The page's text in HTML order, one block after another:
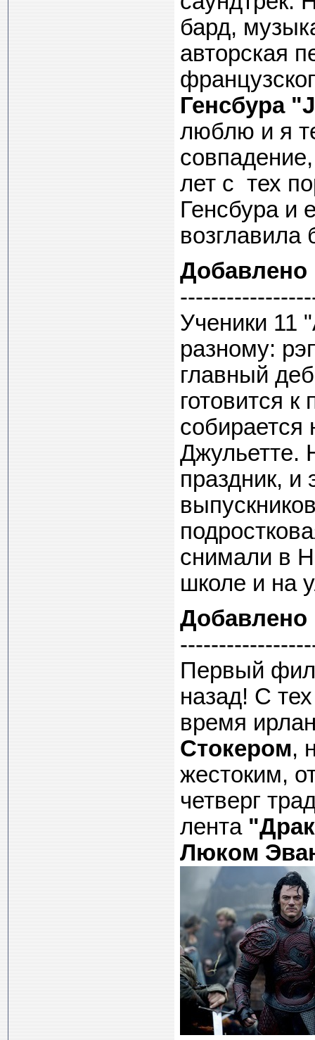
бард,
авторская
Генсбура
люблю и я
лет с тех
Генсбура и
возглавила
Добавлено
Ученики 11
разному:
главный
готовится
собирается
Джульетте.
праздник, и
снимали в
школе и на
Добавлено
Первый
назад! С
время
Стокером,
жестоким,
четверг
лента
Люком